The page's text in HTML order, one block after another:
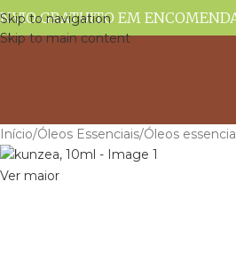
Skip to navigation
Skip to main content
GRATUITO EM
Início Óleos Essenciais Óleos
Ver maior